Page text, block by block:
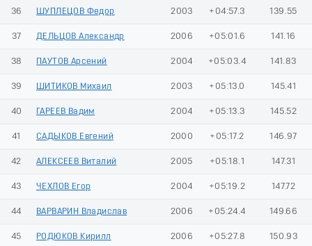
36 ШУПЛЕЦОВ Федор 2003 +04:57.3 139.55
37 ДЕЛЬЦОВ Александр 2006 +05:01.6 141.16
38 ПАУТОВ Арсений 2004 +05:03.4 141.83
39 ШИТИКОВ Михаил 2003 +05:13.0 145.41
40 ГАРЕЕВ Вадим 2004 +05:13.3 145.52
41 САДЫКОВ Евгений 2000 +05:17.2 146.97
42 АЛЕКСЕЕВ Виталий 2005 +05:18.1 147.31
43 ЧЕХЛОВ Егор 2004 +05:19.2 147.72
44 ВАРВАРИН Владислав 2006 +05:24.4 149.66
45 РОДЮКОВ Кирилл 2006 +05:27.8 150.93